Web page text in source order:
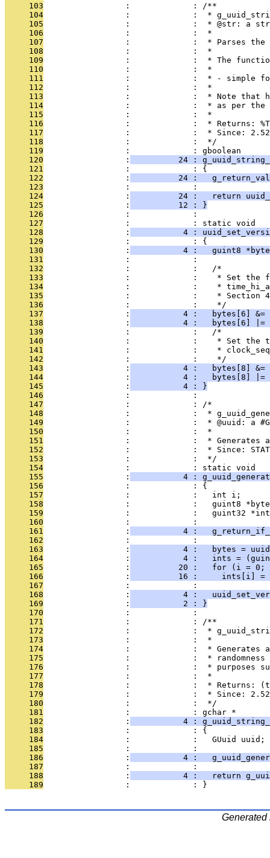
     103
                 :             : /**
     104
:             :  *
     105
:             :  * @str: a
     106
                 :             :  *
     107
:             :  * Parses
     108
                 :             :  *
     109
:             :  * The
     110
                 :             :  *
     111
:             :  * - simple
     112
                 :             :  *
     113
:             :  * Note that
     114
:             :  * as per the
     115
                 :             :  *
     116
:             :  * Returns:
     117
                 :             :  * Since: 2.52
     118
                 :             :  */
     119
                 :             : gboolean
     120
                 :
24 :
     121
                 :             : {
     122
                 :
24 :
     123
                 :             :
     124
                 :
24 :   return
     125
                 :
          12 : }
     126
                 :             :
     127
                 :             : static void
     128
                 :
4 :
     129
                 :             : {
     130
                 :
4 :   guint8
     131
                 :             :
     132
                 :             :   /*
     133
:             :    * Set the
     134
:             :    *
     135
:             :    * Section
     136
                 :             :    */
     137
                 :
4 :   bytes[6] &=
     138
                 :
4 :   bytes[6] |=
     139
                 :             :   /*
     140
:             :    * Set the
     141
:             :    *
     142
                 :             :    */
     143
                 :
4 :   bytes[8] &=
     144
                 :
4 :   bytes[8] |=
     145
                 :
           4 : }
     146
                 :             :
     147
                 :             : /*
     148
:             :  *
     149
:             :  * @uuid: a
     150
                 :             :  *
     151
:             :  * Generates
     152
:             :  * Since:
     153
                 :             :  */
     154
                 :             : static void
     155
                 :
4 :
     156
                 :             : {
     157
                 :             :   int i;
     158
:             :   guint8
     159
:             :   guint32
     160
                 :             :
     161
                 :
4 :
     162
                 :             :
     163
                 :
4 :   bytes =
     164
                 :
4 :   ints =
     165
                 :
20 :   for (i = 0;
     166
                 :
16 :     ints[i] =
     167
                 :             :
     168
                 :
4 :
     169
                 :
           2 : }
     170
                 :             :
     171
                 :             : /**
     172
:             :  *
     173
                 :             :  *
     174
:             :  * Generates
     175
:             :  *
     176
:             :  * purposes
     177
                 :             :  *
     178
:             :  * Returns:
     179
                 :             :  * Since: 2.52
     180
                 :             :  */
     181
                 :             : gchar *
     182
                 :
4 :
     183
                 :             : {
     184
                 :             :   GUuid uuid;
     185
                 :             :
     186
                 :
4 :
     187
                 :             :
     188
                 :
4 :   return
     189
                 :             : }